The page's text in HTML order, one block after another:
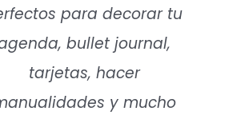
para decorar tu
bullet journal,
tarjetas, hacer
y mucho